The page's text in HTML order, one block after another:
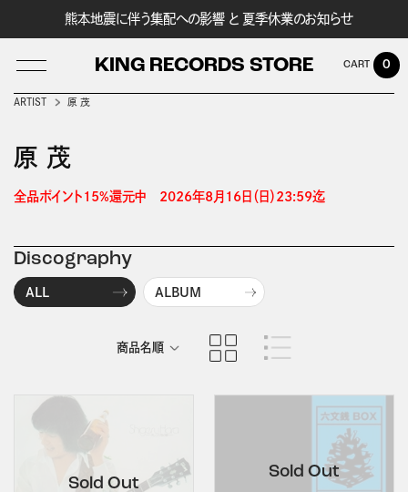
熊本地震に伴う集配への影響 と 夏季休業のお知らせ
KING RECORDS STORE 0
ARTIST 原 茂
原 茂
全品ポイント15%還元中　2026年8月16日（日）23:59迄
Discography
ALL ALBUM
商品名順